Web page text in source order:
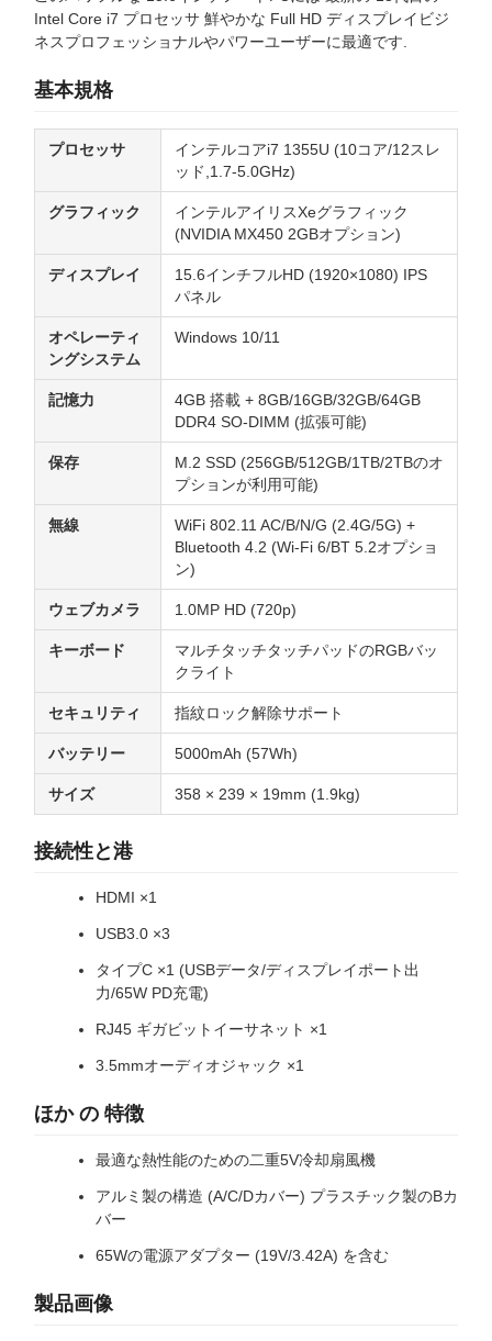
Intel Core i7 プロセッサ 鮮やかな Full HD ディスプレイビジ
ネスプロフェッショナルやパワーユーザーに最適です.
基本規格
プロセッサ
インテルコアi7 1355U (10コア/12スレ
ッド,1.7-5.0GHz)
グラフィック
インテルアイリスXeグラフィック
(NVIDIA MX450 2GBオプション)
ディスプレイ
15.6インチフルHD (1920×1080) IPS
パネル
オペレーティ
ングシステム
Windows 10/11
記憶力
4GB 搭載 + 8GB/16GB/32GB/64GB
DDR4 SO-DIMM (拡張可能)
保存
M.2 SSD (256GB/512GB/1TB/2TBのオ
プションが利用可能)
無線
WiFi 802.11 AC/B/N/G (2.4G/5G) +
Bluetooth 4.2 (Wi-Fi 6/BT 5.2オプショ
ン)
ウェブカメラ 1.0MP HD (720p)
キーボード
マルチタッチタッチパッドのRGBバッ
クライト
セキュリティ 指紋ロック解除サポート
バッテリー 5000mAh (57Wh)
サイズ 358 × 239 × 19mm (1.9kg)
接続性と港
HDMI ×1
USB3.0 ×3
タイプC ×1 (USBデータ/ディスプレイポート出
力/65W PD充電)
RJ45 ギガビットイーサネット ×1
3.5mmオーディオジャック ×1
ほか の 特徴
最適な熱性能のための二重5V冷却扇風機
アルミ製の構造 (A/C/Dカバー) プラスチック製のBカ
バー
65Wの電源アダプター (19V/3.42A) を含む
製品画像